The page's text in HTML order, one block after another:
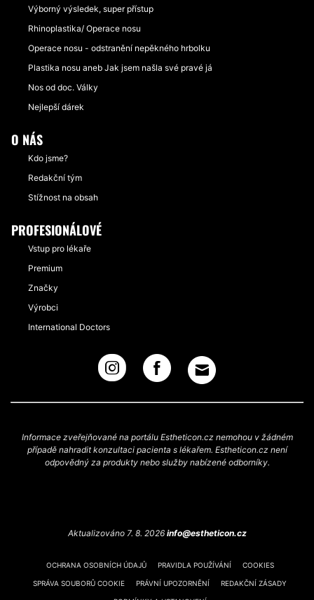
Výborný výsledek, super přístup
Rhinoplastika/ Operace nosu
Operace nosu - odstranění nepěkného hrbolku
Plastika nosu aneb Jak jsem našla své pravé já
Nos od doc. Války
Nejlepší dárek
O NÁS
Kdo jsme?
Redakční tým
Stížnost na obsah
PROFESIONÁLOVÉ
Vstup pro lékaře
Premium
Značky
Výrobci
International Doctors
Informace zveřejňované na portálu Estheticon.cz nemohou v žádném
případě nahradit konzultaci pacienta s lékařem. Estheticon.cz není
odpovědný za produkty nebo služby nabízené odborníky.
Aktualizováno 7. 8. 2026 info@estheticon.cz
OCHRANA OSOBNÍCH ÚDAJŮ PRAVIDLA POUŽÍVÁNÍ COOKIES
SPRÁVA SOUBORŮ COOKIE PRÁVNÍ UPOZORNĚNÍ REDAKČNÍ ZÁSADY